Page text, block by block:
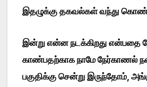
இதழுக்கு தகவல்கள் வந்து
இன்று என்ன நடக்கிறது என்பதை
காண்பதற்காக நாமே நேர்காணல்
பகுதிக்கு சென்று இருந்தோம்,